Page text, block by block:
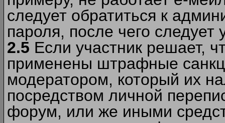
следует обратиться к
пароля, после чего следует
2.5 Если участник решает,
применены штрафные
модератором, который их
посредством личной
форум, или же иными